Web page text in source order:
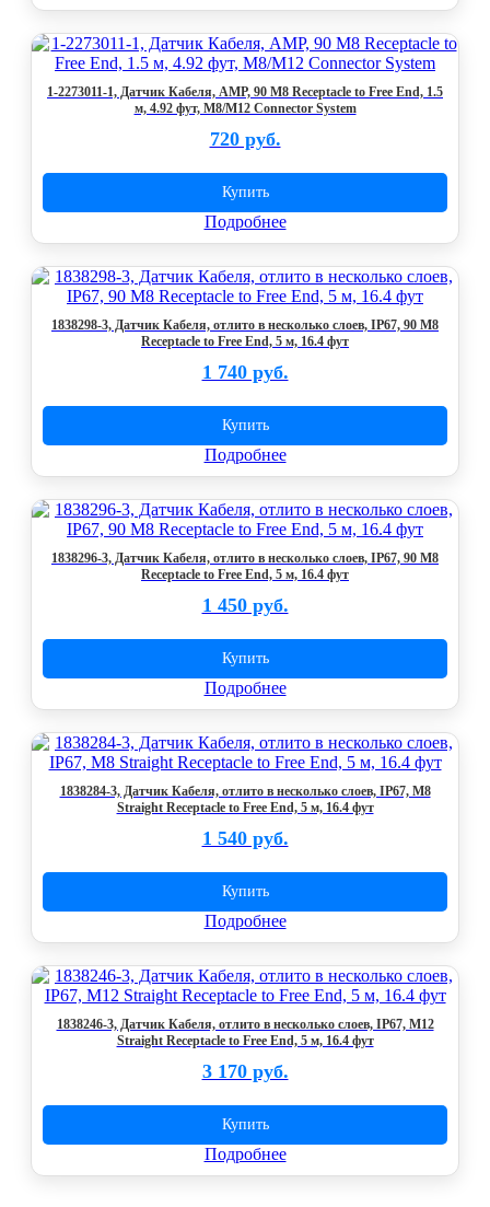
1-2273011-1, Датчик Кабеля, AMP, 90 M8 Receptacle to Free End, 1.5
м, 4.92 фут, M8/M12 Connector System
720 руб.
Купить
Подробнее
1838298-3, Датчик Кабеля, отлито в несколько слоев, IP67, 90 M8
Receptacle to Free End, 5 м, 16.4 фут
1 740 руб.
Купить
Подробнее
1838296-3, Датчик Кабеля, отлито в несколько слоев, IP67, 90 M8
Receptacle to Free End, 5 м, 16.4 фут
1 450 руб.
Купить
Подробнее
1838284-3, Датчик Кабеля, отлито в несколько слоев, IP67, M8
Straight Receptacle to Free End, 5 м, 16.4 фут
1 540 руб.
Купить
Подробнее
1838246-3, Датчик Кабеля, отлито в несколько слоев, IP67, M12
Straight Receptacle to Free End, 5 м, 16.4 фут
3 170 руб.
Купить
Подробнее